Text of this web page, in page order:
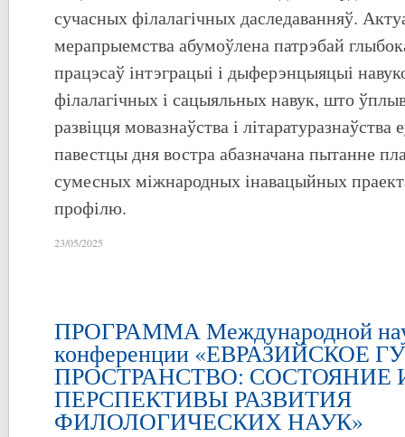
сучасных філалагічных даследаванняў.
мерапрыемства абумоўлена патрэбай
працэсаў інтэграцыі і дыферэнцыяцыі
філалагічных і сацыяльных навук, што
развіцця мовазнаўства і літаратуразнаўства
павестцы дня востра абазначана пытанне
сумесных міжнародных інавацыйных
профілю.
23/05/2025
ПРОГРАММА Международной
конференции «ЕВРАЗИЙСКОЕ
ПРОСТРАНСТВО: СОСТОЯНИЕ
ПЕРСПЕКТИВЫ РАЗВИТИЯ
ФИЛОЛОГИЧЕСКИХ НАУК»